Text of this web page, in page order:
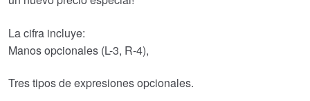
La cifra incluye:
Manos opcionales (L-3, R-4),
Tres tipos de expresiones opcionales.